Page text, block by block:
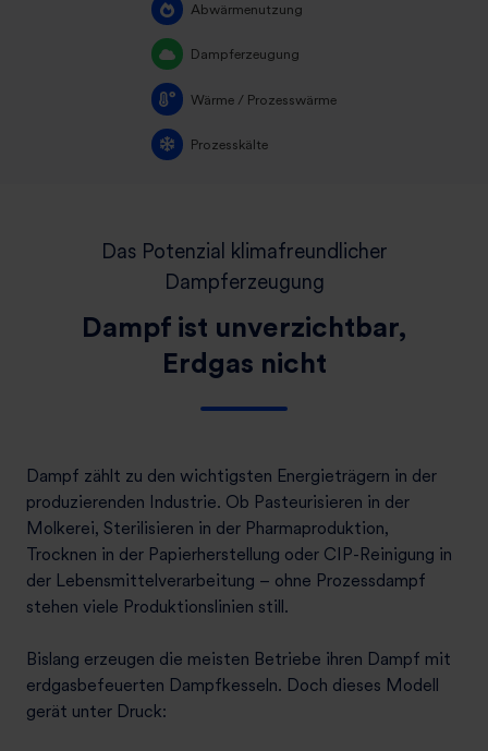
Abwärmenutzung
Dampferzeugung
Wärme / Prozesswärme
Prozesskälte
Das Potenzial klimafreundlicher
Dampferzeugung
Dampf ist unverzichtbar,
Erdgas nicht
Dampf zählt zu den wichtigsten Energieträgern in der
produzierenden Industrie. Ob Pasteurisieren in der
Molkerei, Sterilisieren in der Pharmaproduktion,
Trocknen in der Papierherstellung oder CIP-Reinigung in
der Lebensmittelverarbeitung – ohne Prozessdampf
stehen viele Produktionslinien still.
Bislang erzeugen die meisten Betriebe ihren Dampf mit
erdgasbefeuerten Dampfkesseln. Doch dieses Modell
gerät unter Druck: